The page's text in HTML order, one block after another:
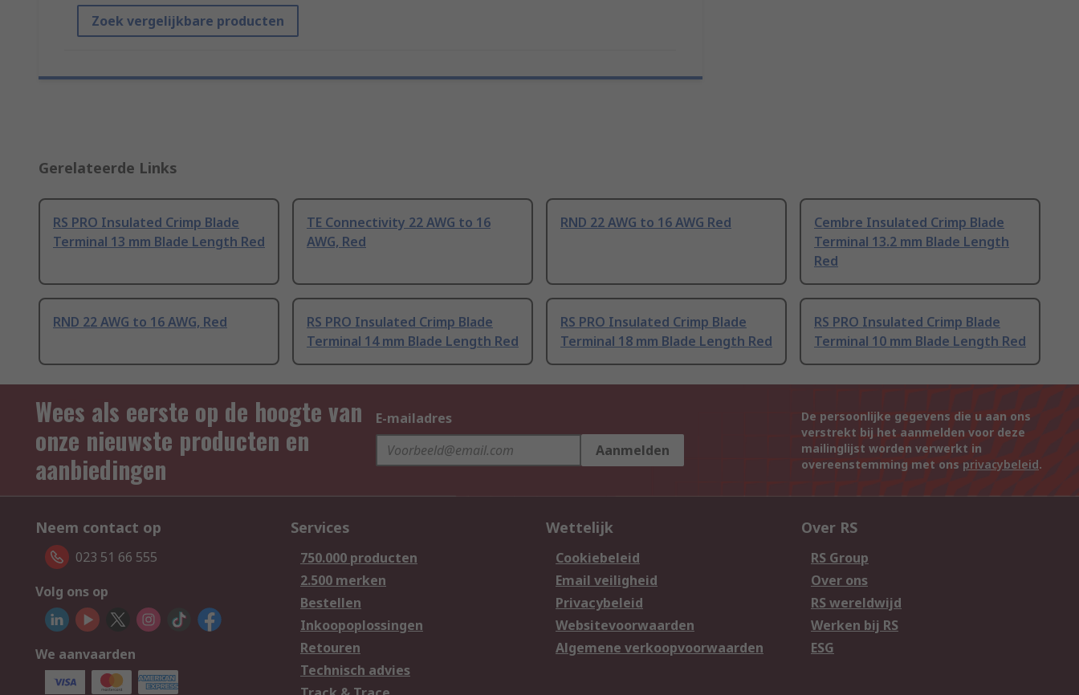
Zoek vergelijkbare producten
Gerelateerde Links
RS PRO Insulated Crimp Blade
Terminal 13 mm Blade Length Red
TE Connectivity 22 AWG to 16
AWG, Red
RND 22 AWG to 16 AWG Red
Cembre Insulated Crimp Blade
Terminal 13.2 mm Blade Length
Red
RND 22 AWG to 16 AWG, Red
RS PRO Insulated Crimp Blade
Terminal 14 mm Blade Length Red
RS PRO Insulated Crimp Blade
Terminal 18 mm Blade Length Red
RS PRO Insulated Crimp Blade
Terminal 10 mm Blade Length Red
Wees als eerste op de hoogte van
onze nieuwste producten en
aanbiedingen
E-mailadres
Aanmelden
De persoonlijke gegevens die u aan ons
verstrekt bij het aanmelden voor deze
mailinglijst worden verwerkt in
overeenstemming met ons privacybeleid.
Neem contact op
023 51 66 555
Volg ons op
We aanvaarden
Services
750.000 producten
2.500 merken
Bestellen
Inkoopoplossingen
Retouren
Technisch advies
Wettelijk
Cookiebeleid
Email veiligheid
Privacybeleid
Websitevoorwaarden
Algemene verkoopvoorwaarden
Over RS
RS Group
Over ons
RS wereldwijd
Werken bij RS
ESG